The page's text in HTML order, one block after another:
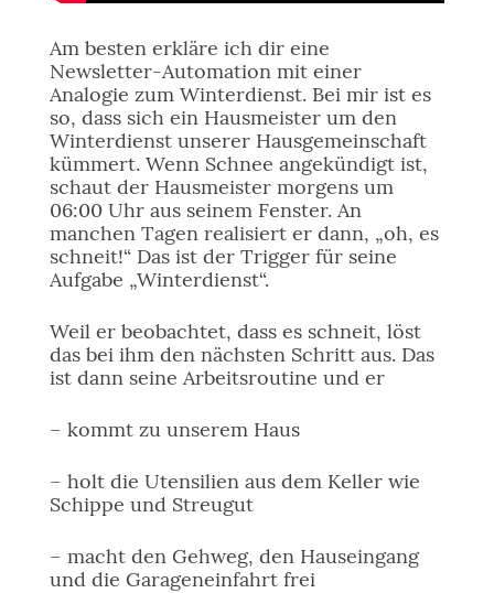
Am besten erkläre ich dir eine
Newsletter-Automation mit einer
Analogie zum Winterdienst. Bei mir ist es
so, dass sich ein Hausmeister um den
Winterdienst unserer Hausgemeinschaft
kümmert. Wenn Schnee angekündigt ist,
schaut der Hausmeister morgens um
06:00 Uhr aus seinem Fenster. An
manchen Tagen realisiert er dann, „oh, es
schneit!“ Das ist der Trigger für seine
Aufgabe „Winterdienst“.
Weil er beobachtet, dass es schneit, löst
das bei ihm den nächsten Schritt aus. Das
ist dann seine Arbeitsroutine und er
– kommt zu unserem Haus
– holt die Utensilien aus dem Keller wie
Schippe und Streugut
– macht den Gehweg, den Hauseingang
und die Garageneinfahrt frei